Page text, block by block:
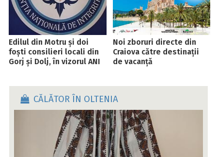
Edilul din Motru și doi
foști consilieri locali din
Gorj și Dolj, în vizorul ANI
Noi zboruri directe din
Craiova către destinații
de vacanță
CĂLĂTOR ÎN OLTENIA